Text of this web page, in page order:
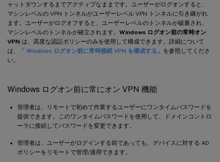
ャットダウンするまでアクティブなままです。ユーザーがログオンすると、
マシンレベルの VPN トンネルがユーザーレベル VPN トンネルに引き継がれ
ます。ユーザーがログオフすると、ユーザーレベルのトンネルが破棄され、
マシンレベルのトンネルが確立されます。 Windows ログオン前の常時オン
VPN は、高度な認証ポリシーのみを使用して構成できます。詳細について
は、「 Windows ログオン前に常時接続 VPN を構成する 」を参照してくださ
い。
Windows ログオン前に常にオン VPN 機能
管理者は、リモートで初めて作業するユーザーにワンタイムパスワードを
提供できます。このワンタイムパスワードを使用して、ドメインコントロ
ーラに接続してパスワードを変更できます。
管理者は、ユーザーがログインする前であっても、デバイスに対する AD
ポリシーをリモートで管理/適用できます。